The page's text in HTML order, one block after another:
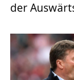
der